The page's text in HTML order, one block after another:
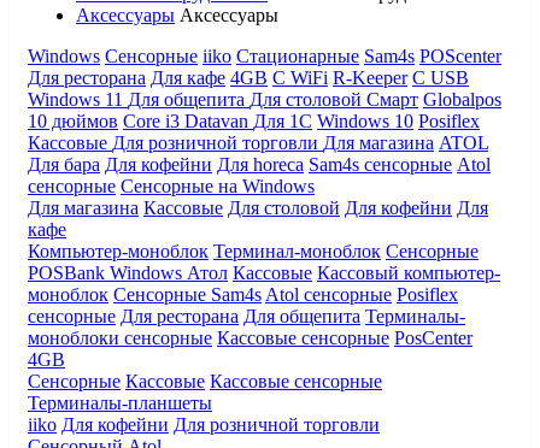
Аксессуары Аксессуары
Windows Сенсорные iiko Стационарные Sam4s POScenter
Для ресторана Для кафе 4GB С WiFi R-Keeper С USB
Windows 11 Для общепита Для столовой Смарт Globalpos
10 дюймов Core i3 Datavan Для 1С Windows 10 Posiflex
Кассовые Для розничной торговли Для магазина ATOL
Для бара Для кофейни Для horeca Sam4s сенсорные Atol
сенсорные Сенсорные на Windows
Для магазина Кассовые Для столовой Для кофейни Для
кафе
Компьютер-моноблок Терминал-моноблок Сенсорные
POSBank Windows Атол Кассовые Кассовый компьютер-
моноблок Сенсорные Sam4s Atol сенсорные Posiflex
сенсорные Для ресторана Для общепита Терминалы-
моноблоки сенсорные Кассовые сенсорные PosCenter
4GB
Сенсорные Кассовые Кассовые сенсорные
Терминалы-планшеты
iiko Для кофейни Для розничной торговли